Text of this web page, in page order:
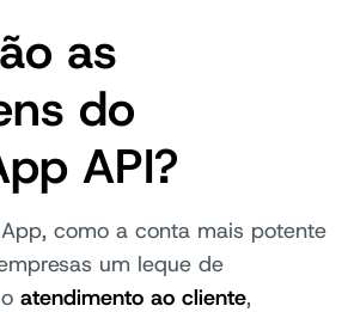
as
do
API?
como a conta mais potente
um leque de
atendimento ao cliente,